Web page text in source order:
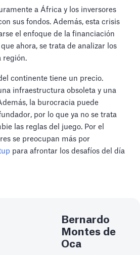
a África y los inversores
sus fondos. Además, esta crisis
el enfoque de la financiación
ahora, se trata de analizar los
región.
continente tiene un precio.
infraestructura obsoleta y una
la burocracia puede
por lo que ya no se trata
las reglas del juego. Por el
se preocupan más por
para afrontar los desafíos del día
Bernardo
Montes de
Oca